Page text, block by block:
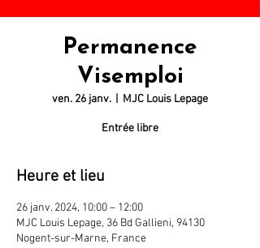
Permanence
Visemploi
ven. 26 janv.
  |
MJC Louis Lepage
Entrée libre
Heure et lieu
26 janv. 2024, 10:00 – 12:00
MJC Louis Lepage, 36 Bd Gallieni, 94130
Nogent-sur-Marne, France